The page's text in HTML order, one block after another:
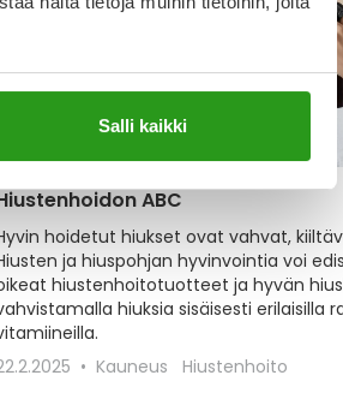
Salli kaikki
ABC
hoidetut hiukset ovat vahvat,
ja hiuspohjan hyvinvointia voi
hiustenhoitotuotteet ja hyvän
hiuksia sisäisesti erilaisilla
Kauneus Hiustenhoito